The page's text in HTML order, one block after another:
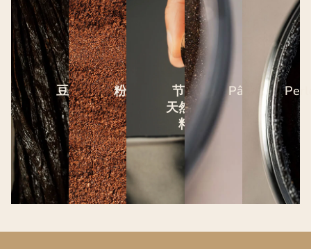
豆荚 粉末
节选
天然香
料
Pâte